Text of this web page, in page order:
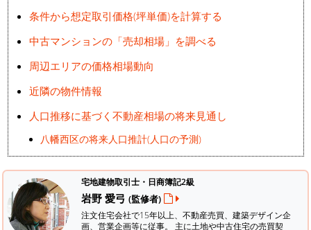
条件から想定取引価格(坪単価)を計算する
中古マンションの「売却相場」を調べる
周辺エリアの価格相場動向
近隣の物件情報
人口推移に基づく不動産相場の将来見通し
八幡西区の将来人口推計(人口の予測)
宅地建物取引士・日商簿記2級
岩野 愛弓 (監修者)
注文住宅会社で15年以上、不動産売買、建築デザイン企
画、営業企画等に従事。 主に土地や中古住宅の売買契